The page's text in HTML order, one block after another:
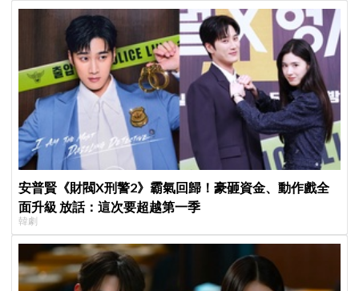
安普賢《財閥X刑警2》霸氣回歸！豪砸資金、動作戲全
面升級 放話：這次要超越第一季
韓劇